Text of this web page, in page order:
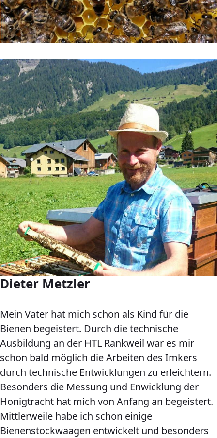
Dieter Metzler
Mein Vater hat mich schon als Kind für die
Bienen begeistert. Durch die technische
Ausbildung an der HTL Rankweil war es mir
schon bald möglich die Arbeiten des Imkers
durch technische Entwicklungen zu erleichtern.
Besonders die Messung und Enwicklung der
Honigtracht hat mich von Anfang an begeistert.
Mittlerweile habe ich schon einige
Bienenstockwaagen entwickelt und besonders